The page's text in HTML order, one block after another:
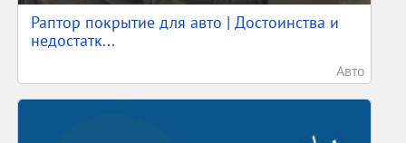
Раптор покрытие для авто | Достоинства и
недостатк...
Авто